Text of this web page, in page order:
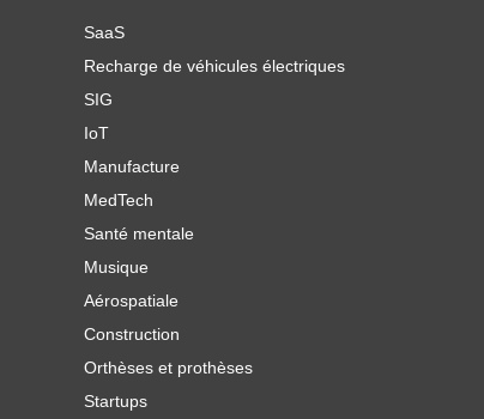
SaaS
Recharge de véhicules électriques
SIG
IoT
Manufacture
MedTech
Santé mentale
Musique
Aérospatiale
Construction
Orthèses et prothèses
Startups